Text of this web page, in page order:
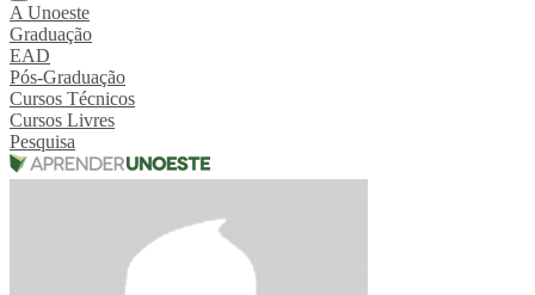
A Unoeste
Graduação
EAD
Pós-Graduação
Cursos Técnicos
Cursos Livres
Pesquisa